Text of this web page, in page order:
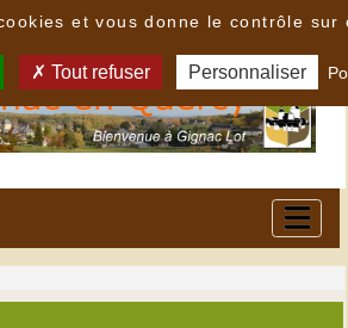
et vous donne le contrôle sur
Tout refuser Personnaliser